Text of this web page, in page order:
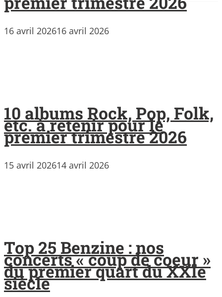
16 avril 202616 avril 2026
10 albums Rock, Pop, Folk,
etc. à retenir pour le
premier trimestre 2026
15 avril 202614 avril 2026
Top 25 Benzine : nos
concerts « coup de coeur »
du premier quart du XXIe
siècle